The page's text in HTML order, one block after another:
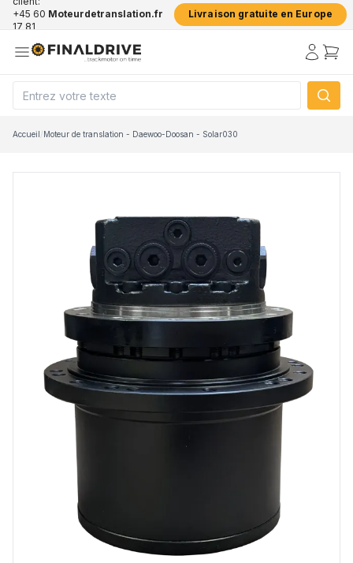
+45 60
17 81
Moteurdetranslation.fr Livraison gratuite en Europe
Accueil/Moteur de translation - Daewoo-Doosan - Solar030